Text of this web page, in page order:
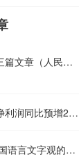
免门票后，关键做好三篇文章（人民时评）
游族网络上半年归母净利润同比预增298.76%至498.14%
高方 袁元：汪德迈中国语言文字观的跨文化溯源与反思